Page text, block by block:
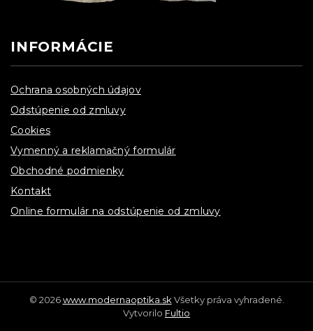
INFORMÁCIE
Ochrana osobných údajov
Odstúpenie od zmluvy
Cookies
Vymenný a reklamačný formulár
Obchodné podmienky
Kontakt
Online formulár na odstúpenie od zmluvy
© 2026www.modernaoptika.sk Všetky práva vyhradené.
Vytvorilo Fultio